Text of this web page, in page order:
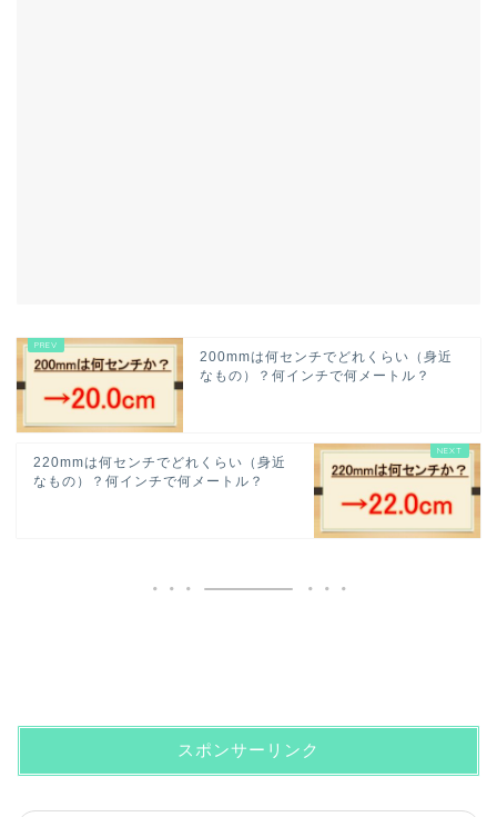
200mmは何センチでどれくらい（身近
なもの）？何インチで何メートル？
220mmは何センチでどれくらい（身近
なもの）？何インチで何メートル？
スポンサーリンク